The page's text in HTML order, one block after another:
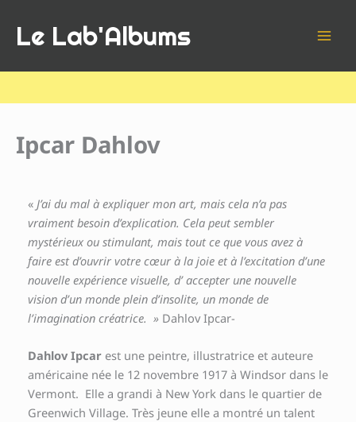
contenu
Le Lab'Albums
Ipcar Dahlov
« J’ai du mal à expliquer mon art, mais cela n’a pas
vraiment besoin d’explication. Cela peut sembler
mystérieux ou stimulant, mais tout ce que vous avez à
faire est d’ouvrir votre cœur à la joie et à l’excitation d’une
nouvelle expérience visuelle, d’ accepter une nouvelle
vision d’un monde plein d’insolite, un monde de
l’imagination créatrice. » Dahlov Ipcar-
Dahlov Ipcar est une peintre, illustratrice et auteure
américaine née le 12 novembre 1917 à Windsor dans le
Vermont. Elle a grandi à New York dans le quartier de
Greenwich Village. Très jeune elle a montré un talent